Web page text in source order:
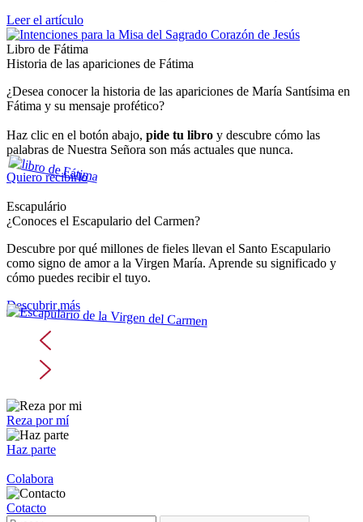
Leer el artículo
Libro de Fátima
Historia de las apariciones de Fátima
¿Desea conocer la historia de las apariciones de María Santísima en
Fátima y su mensaje profético?
Haz clic en el botón abajo, pide tu libro y descubre cómo las
palabras de Nuestra Señora son más actuales que nunca.
Quiero recibirlo
Escapulário
¿Conoces el Escapulario del Carmen?
Descubre por qué millones de fieles llevan el Santo Escapulario
como signo de amor a la Virgen María. Aprende su significado y
cómo puedes recibir el tuyo.
Descubrir más
Reza por mí
Haz parte
Colabora
Cotacto